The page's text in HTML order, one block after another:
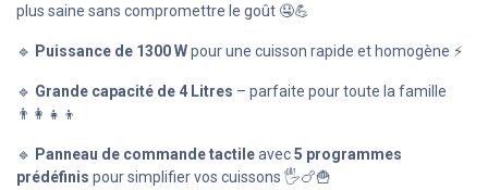
plus saine sans compromettre le goût 🤤💪
🔹 Puissance de 1300 Wpour une cuisson rapide et homogène ⚡
🔹 Grande capacité de 4 Litres – parfaite pour toute la famille
👨‍👩‍👧‍👦
🔹 Panneau de commande tactileavec5 programmes
prédéfinis pour simplifier vos cuissons 🖐️🍗🍟